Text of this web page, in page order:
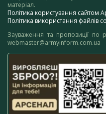
матеріал.
Політика користування сайтом
Політика використання файлів
Зауваження та пропозиції по
webmaster@armyinform.com.ua